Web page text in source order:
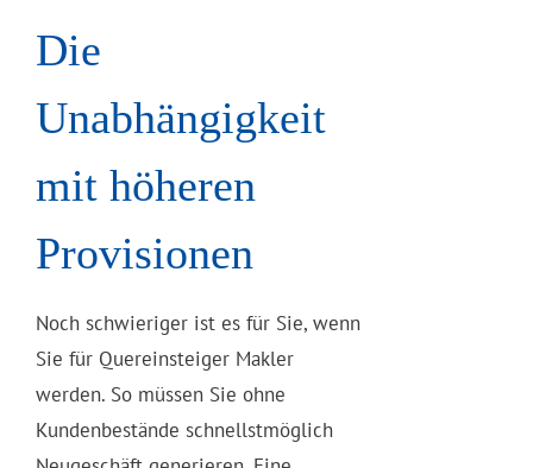
Die
Unabhängigkeit
mit höheren
Provisionen
Noch schwieriger ist es für Sie, wenn
Sie für Quereinsteiger Makler
werden. So müssen Sie ohne
Kundenbestände schnellstmöglich